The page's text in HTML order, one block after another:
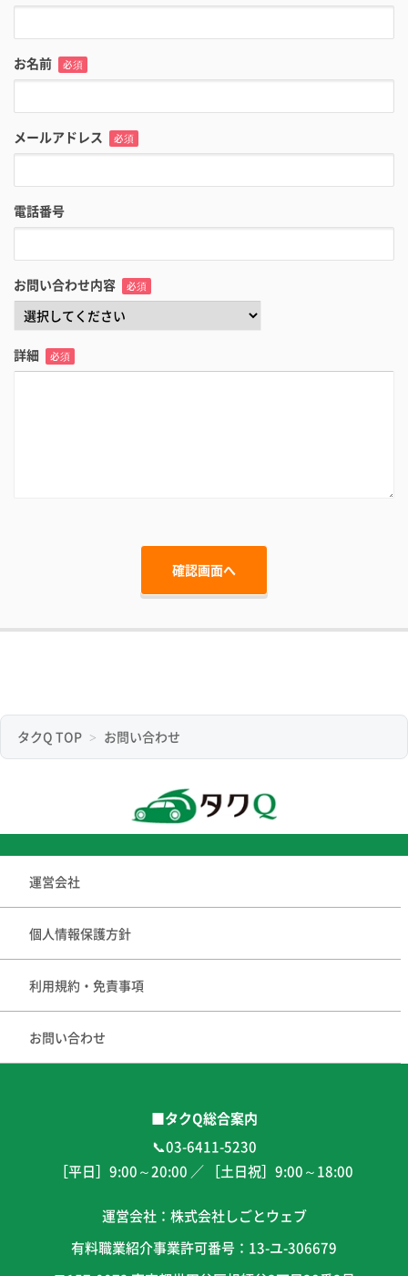
お名前 必須
メールアドレス 必須
電話番号
お問い合わせ内容 必須
詳細 必須
タクQ TOP お問い合わせ
運営会社
個人情報保護方針
利用規約・免責事項
お問い合わせ
■タクQ総合案内
📞03-6411-5230
［平日］ 9:00～20:00 ／ ［土日祝］ 9:00～18:00
運営会社：株式会社しごとウェブ
有料職業紹介事業許可番号：13-ユ-306679